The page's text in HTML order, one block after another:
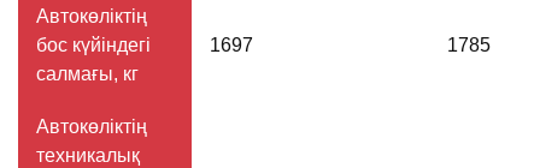
Автокөліктің
бос күйіндегі
салмағы, кг
1697 1785
Автокөліктің
техникалық